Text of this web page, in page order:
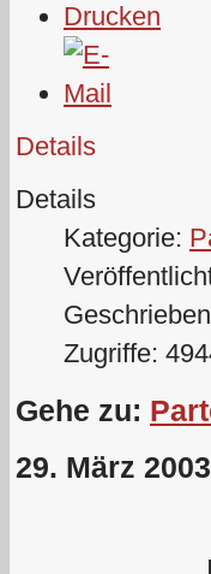
Details
Details
Kategorie:
Zugriffe:
Gehe zu:
29. März